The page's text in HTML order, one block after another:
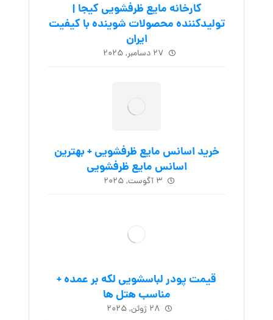
کارخانه مایع ظرفشویی کیجا |
تولیدکننده محصولات شوینده با کیفیت
ایران
۲۷ دسامبر, ۲۰۲۵
خرید اسانس مایع ظرفشویی + بهترین
اسانس مایع ظرفشویی
۳ آگوست, ۲۰۲۵
قیمت پودر لباسشویی لکه بر عمده +
مناسب هتل ها
۲۸ ژوئن, ۲۰۲۵